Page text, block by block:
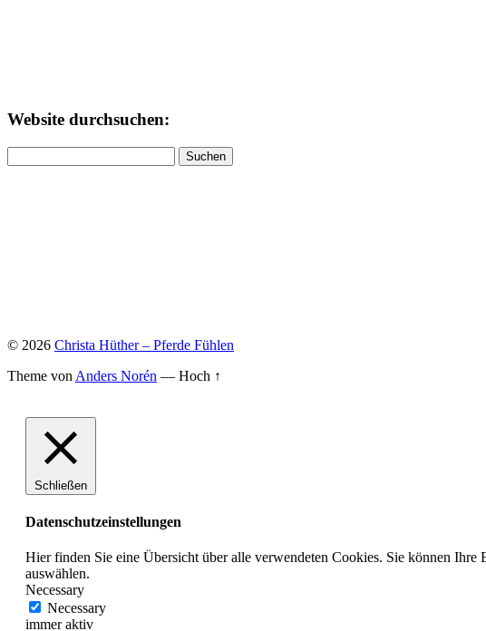
Website durchsuchen:
nach:
© 2026 Christa Hüther – Pferde Fühlen
Theme von Anders Norén — Hoch ↑
Schließen
Datenschutzeinstellungen
Hier finden Sie eine Übersicht über alle verwendeten Cookies. Sie können
auswählen.
Necessary
Necessary
immer aktiv